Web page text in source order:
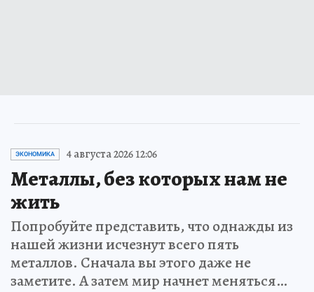
ЭКОНОМИКА 4 августа 2026 12:06
Металлы, без которых нам не
жить
Попробуйте представить, что однажды из
нашей жизни исчезнут всего пять
металлов. Сначала вы этого даже не
заметите. А затем мир начнет меняться…